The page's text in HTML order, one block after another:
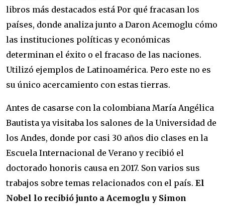
libros más destacados está Por qué fracasan los
países, donde analiza junto a Daron Acemoglu cómo
las instituciones políticas y económicas
determinan el éxito o el fracaso de las naciones.
Utilizó ejemplos de Latinoamérica. Pero este no es
su único acercamiento con estas tierras.
Antes de casarse con la colombiana María Angélica
Bautista ya visitaba los salones de la Universidad de
los Andes, donde por casi 30 años dio clases en la
Escuela Internacional de Verano y recibió el
doctorado honoris causa en 2017. Son varios sus
trabajos sobre temas relacionados con el país. El
Nobel lo recibió junto a Acemoglu y Simon